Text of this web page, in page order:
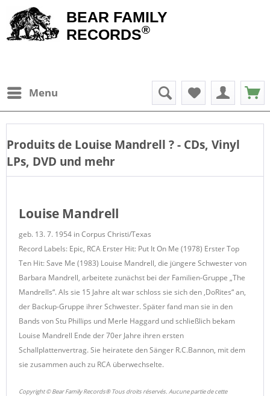
BEAR FAMILY
RECORDS®
Menu
Produits de Louise Mandrell ? - CDs, Vinyl
LPs, DVD und mehr
Louise Mandrell
geb. 13. 7. 1954 in Corpus Christi/Texas
Record Labels: Epic, RCA Erster Hit: Put It On Me (1978) Erster Top
Ten Hit: Save Me (1983) Louise Mandrell, die jüngere Schwester von
Barbara Mandrell, arbeitete zunächst bei der Familien-Gruppe „The
Mandrells“. Als sie 15 Jahre alt war schloss sie sich den ,DoRites“ an,
der Backup-Gruppe ihrer Schwester. Später fand man sie in den
Bands von Stu Phillips und Merle Haggard und schließlich bekam
Louise Mandrell Ende der 70er Jahre ihren ersten
Schallplattenvertrag. Sie heiratete den Sänger R.C.Bannon, mit dem
sie zusammen auch zu RCA überwechselte.
Copyright © Bear Family Records® Tous droits réservés. Aucune partie de cette